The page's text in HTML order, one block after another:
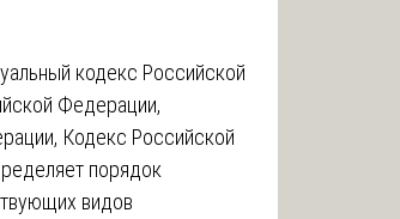
кодекс Российской
Федерации,
Кодекс Российской
порядок
видов